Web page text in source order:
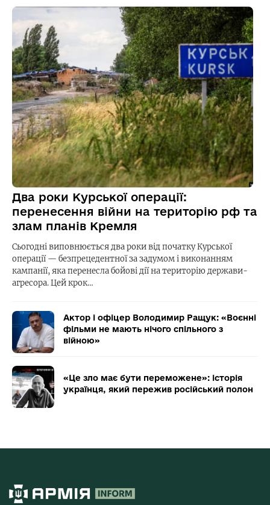
Два роки Курської операції:
перенесення війни на територію рф та
злам планів Кремля
Сьогодні виповнюється два роки від початку Курської
операції — безпрецедентної за задумом і виконанням
кампанії, яка перенесла бойові дії на територію держави-
агресора. Цей крок…
Актор і офіцер Володимир Ращук: «Воєнні
фільми не мають нічого спільного з
війною»
«Це зло має бути переможене»: історія
українця, який пережив російський полон